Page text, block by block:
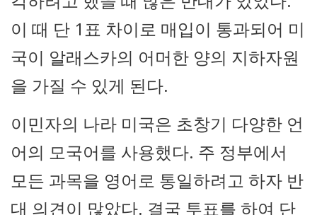
이 때 단 1표 차이로 매입이 통과되어 미
국이 알래스카의 어머한 양의 지하자원
을 가질 수 있게 된다.
이민자의 나라 미국은 초창기 다양한 언
어의 모국어를 사용했다. 주 정부에서
모든 과목을 영어로 통일하려고 하자 반
대 의견이 많았다. 결국 투표를 하여 단